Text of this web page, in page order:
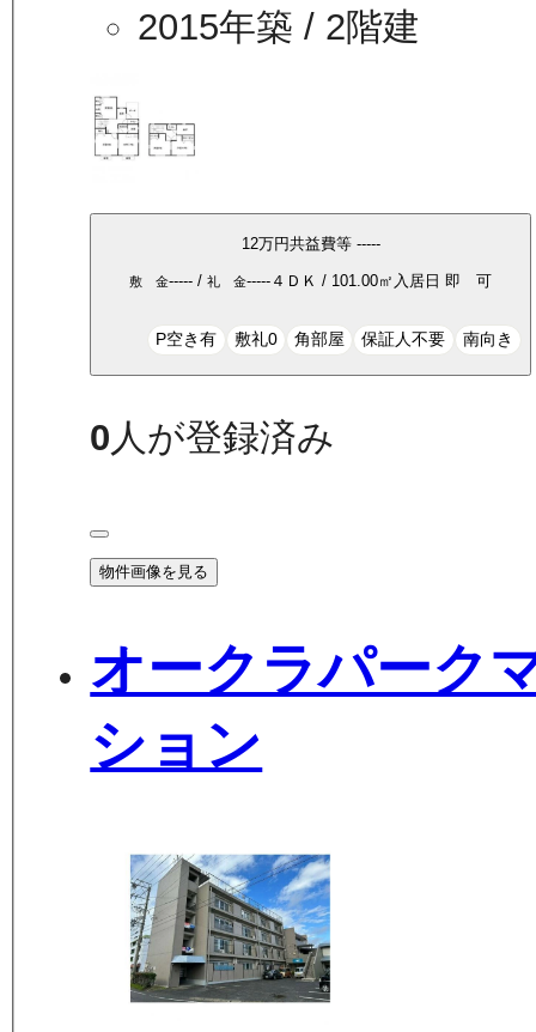
2015年築 / 2階建
12万円共益費等 -----
敷 金----- /礼 金----- ４ＤＫ / 101.00㎡ 入居日 即 可
P空き有 敷礼0 角部屋 保証人不要 南向き
0 人が登録済み
物件画像を見る
オークラパーク
ション